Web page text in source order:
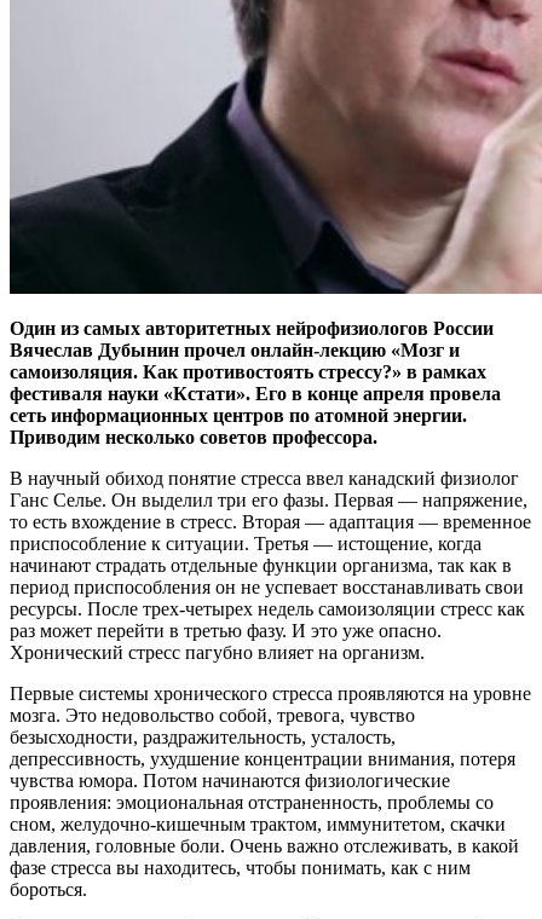
Один из самых авторитетных нейрофизиологов России
Вячеслав Дубынин прочел онлайн-лекцию «Мозг и
самоизоляция. Как противостоять стрессу?» в рамках
фестиваля науки «Кстати». Его в конце апреля провела
сеть информационных центров по атомной энергии.
Приводим несколько советов профессора.
В научный обиход понятие стресса ввел канадский физиолог
Ганс Селье. Он выделил три его фазы. Первая — напряжение,
то есть вхождение в стресс. Вторая — адаптация — временное
приспособление к ситуации. Третья — истощение, когда
начинают страдать отдельные функции организма, так как в
период приспособления он не успевает восстанавливать свои
ресурсы. После трех-четырех недель самоизоляции стресс как
раз может перейти в третью фазу. И это уже опасно.
Хронический стресс пагубно влияет на организм.
Первые системы хронического стресса проявляются на уровне
мозга. Это недовольство собой, тревога, чувство
безысходности, раздражительность, усталость,
депрессивность, ухудшение концентрации внимания, потеря
чувства юмора. Потом начинаются физиологические
проявления: эмоциональная отстраненность, проблемы со
сном, желудочно-кишечным трактом, иммунитетом, скачки
давления, головные боли. Очень важно отслеживать, в какой
фазе стресса вы находитесь, чтобы понимать, как с ним
бороться.